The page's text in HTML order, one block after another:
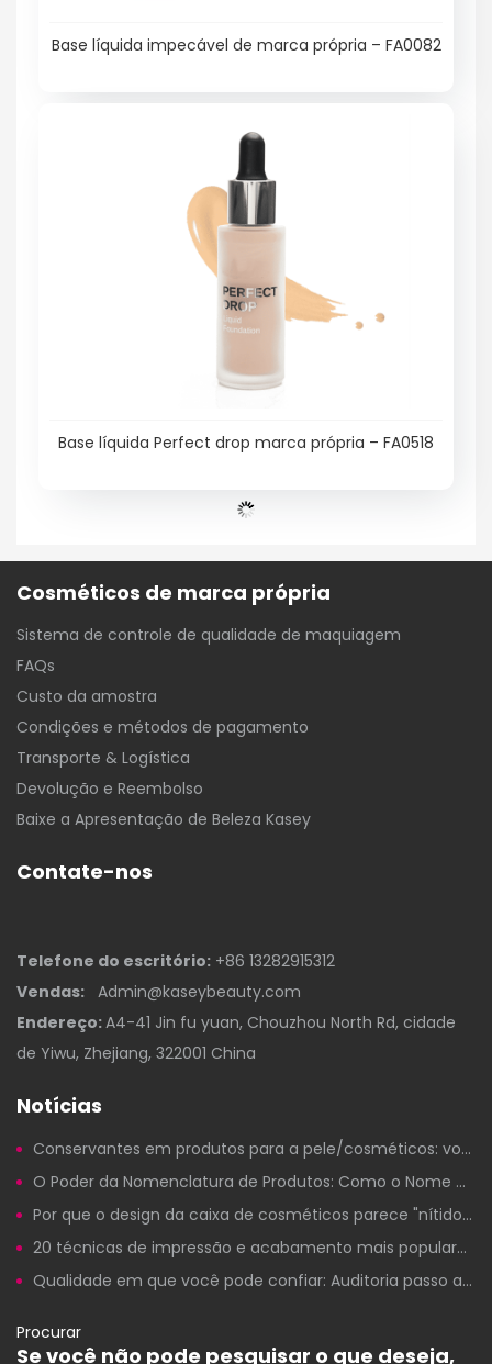
Base líquida impecável de marca própria – FA0082
Base líquida Perfect drop marca própria – FA0518
Cosméticos de marca própria
Sistema de controle de qualidade de maquiagem
FAQs
Custo da amostra
Condições e métodos de pagamento
Transporte & Logística
Devolução e Reembolso
Baixe a Apresentação de Beleza Kasey
Contate-nos
Telefone do escritório: +86 13282915312
Vendas: Admin@kaseybeauty.com
Endereço:A4-41 Jin fu yuan, Chouzhou North Rd, cidade
de Yiwu, Zhejiang, 322001 China
Notícias
Conservantes em produtos para a pele/cosméticos: você deveria se preocupar?
O Poder da Nomenclatura de Produtos: Como o Nome Certo para um Produto de Beleza Gera Cliques, Confiança e Vendas
Por que o design da caixa de cosméticos parece "nítido" nos computadores, mas fica ruim na impressão?
20 técnicas de impressão e acabamento mais populares para embalagens de cosméticos de marca própria
Qualidade em que você pode confiar: Auditoria passo a passo de fábrica para a fabricação de cosméticos de marca própria.
Procurar
Se você não pode pesquisar o que deseja,